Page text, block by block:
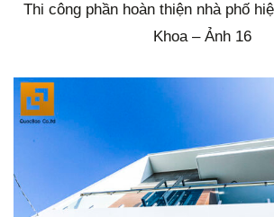
Thi công phần hoàn thiện nhà phố
Khoa – Ảnh 16